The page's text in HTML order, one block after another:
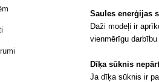
Saules enerģijas
Daži modeļi ir
vienmērīgu
Dīķa sūknis
Ja dīķa sūknis ir